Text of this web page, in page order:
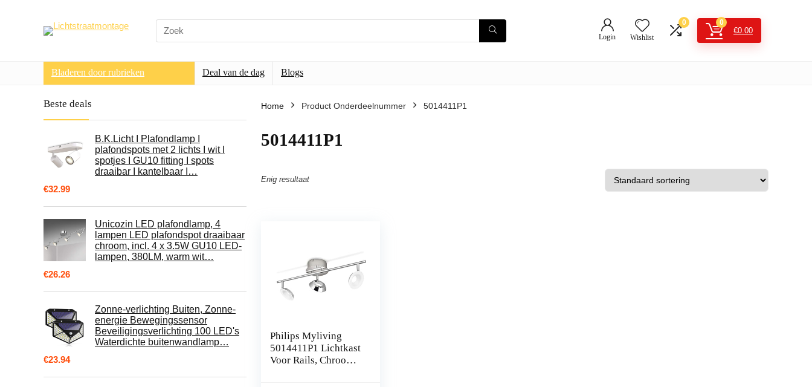
Search
for:
Login Wishlist
0 0
€0.00
Bladeren door rubrieken Deal van de dag Blogs
Beste deals
B.K.Licht I Plafondlamp I
plafondspots met 2 lichts I wit I
spotjes I GU10 fitting I spots
draaibar I kantelbaar I…
€32.99
Unicozin LED plafondlamp, 4
lampen LED plafondspot draaibaar
chroom, incl. 4 x 3.5W GU10 LED-
lampen, 380LM, warm wit…
€26.26
Zonne-verlichting Buiten, Zonne-
energie Bewegingssensor
Beveiligingsverlichting 100 LED's
Waterdichte buitenwandlamp…
€23.94
Home Product Onderdeelnummer 5014411P1
5014411P1
Enig resultaat
Philips Myliving
5014411P1 Lichtkast
Voor Rails, Chroom,